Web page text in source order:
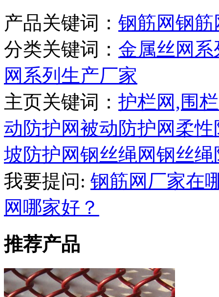
产品关键词： 钢筋网钢筋
分类关键词： 金属丝网
网系列生产厂家
主页关键词： 护栏网,围
动防护网被动防护网柔性
坡防护网钢丝绳网钢丝绳
我要提问: 钢筋网厂家在
网哪家好？
推荐产品